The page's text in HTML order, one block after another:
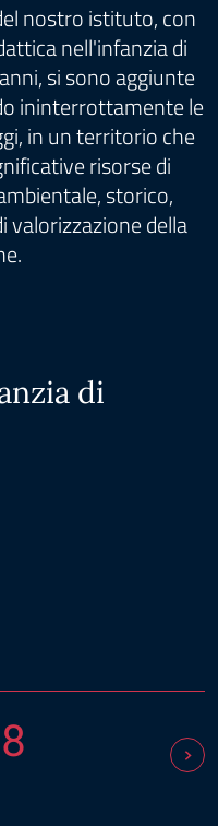
nostro istituto, con
nell'infanzia di
si sono aggiunte
ininterrottamente le
in un territorio che
risorse di
storico,
della
di